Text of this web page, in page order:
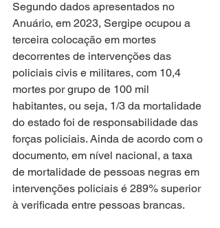
Segundo dados apresentados no
Anuário, em 2023, Sergipe ocupou a
terceira colocação em mortes
decorrentes de intervenções das
policiais civis e militares, com 10,4
mortes por grupo de 100 mil
habitantes, ou seja, 1/3 da mortalidade
do estado foi de responsabilidade das
forças policiais. Ainda de acordo com o
documento, em nível nacional, a taxa
de mortalidade de pessoas negras em
intervenções policiais é 289% superior
à verificada entre pessoas brancas.